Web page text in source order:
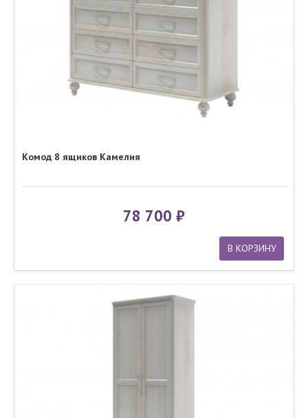
Комод 8 ящиков Камелия
78 700
В КОРЗИНУ